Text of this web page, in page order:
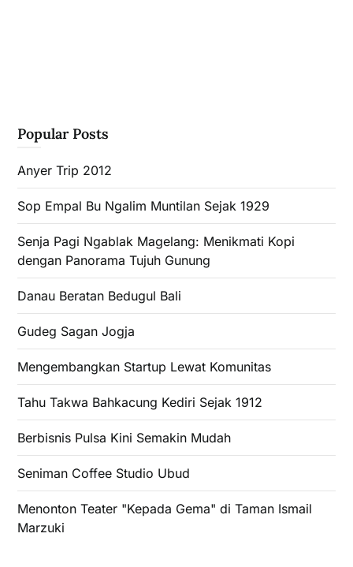
Popular Posts
Anyer Trip 2012
Sop Empal Bu Ngalim Muntilan Sejak 1929
Senja Pagi Ngablak Magelang: Menikmati Kopi
dengan Panorama Tujuh Gunung
Danau Beratan Bedugul Bali
Gudeg Sagan Jogja
Mengembangkan Startup Lewat Komunitas
Tahu Takwa Bahkacung Kediri Sejak 1912
Berbisnis Pulsa Kini Semakin Mudah
Seniman Coffee Studio Ubud
Menonton Teater "Kepada Gema" di Taman Ismail
Marzuki